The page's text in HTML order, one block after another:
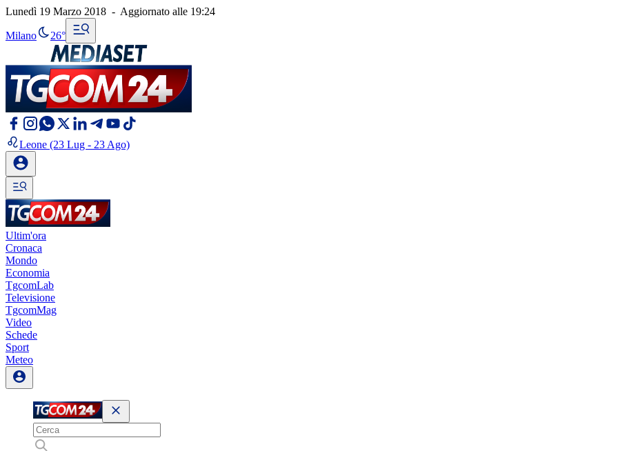
Lunedì 19 Marzo 2018 - Aggiornato alle 19:24
Milano 26°
Leone (23 Lug - 23 Ago)
Ultim'ora
Cronaca
Mondo
Economia
TgcomLab
Televisione
TgcomMag
Video
Schede
Sport
Meteo